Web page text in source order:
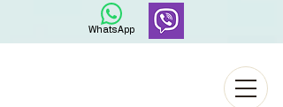
WhatsApp